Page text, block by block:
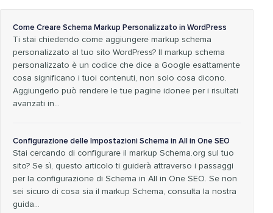
Come Creare Schema Markup Personalizzato in WordPress
Ti stai chiedendo come aggiungere markup schema
personalizzato al tuo sito WordPress? Il markup schema
personalizzato è un codice che dice a Google esattamente
cosa significano i tuoi contenuti, non solo cosa dicono.
Aggiungerlo può rendere le tue pagine idonee per i risultati
avanzati in...
Configurazione delle Impostazioni Schema in All in One SEO
Stai cercando di configurare il markup Schema.org sul tuo
sito? Se sì, questo articolo ti guiderà attraverso i passaggi
per la configurazione di Schema in All in One SEO. Se non
sei sicuro di cosa sia il markup Schema, consulta la nostra
guida...